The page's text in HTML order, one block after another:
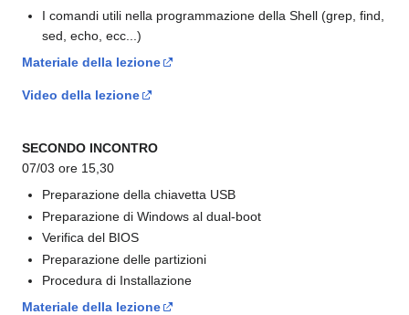
I comandi utili nella programmazione della Shell (grep, find,
sed, echo, ecc...)
Materiale della lezione
Video della lezione
SECONDO INCONTRO
07/03 ore 15,30
Preparazione della chiavetta USB
Preparazione di Windows al dual-boot
Verifica del BIOS
Preparazione delle partizioni
Procedura di Installazione
Materiale della lezione